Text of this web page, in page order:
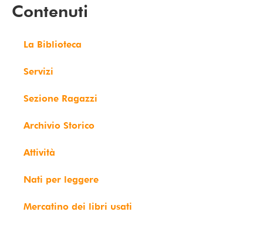
Contenuti
La Biblioteca
Servizi
Sezione Ragazzi
Archivio Storico
Attività
Nati per leggere
Mercatino dei libri usati